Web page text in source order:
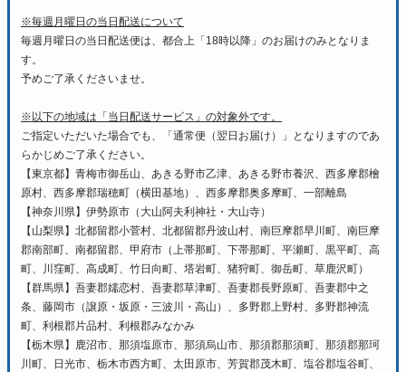
※毎週月曜日の当日配送について
毎週月曜日の当日配送便は、都合上「18時以降」のお届けのみとなりま
す。
予めご了承くださいませ。
※以下の地域は「当日配送サービス」の対象外です。
ご指定いただいた場合でも、「通常便（翌日お届け）」となりますのであ
らかじめご了承ください。
【東京都】青梅市御岳山、あきる野市乙津、あきる野市養沢、西多摩郡檜
原村、西多摩郡瑞穂町（横田基地）、西多摩郡奥多摩町、一部離島
【神奈川県】伊勢原市（大山阿夫利神社・大山寺）
【山梨県】北都留郡小菅村、北都留郡丹波山村、南巨摩郡早川町、南巨摩
郡南部町、南都留郡、甲府市（上帯那町、下帯那町、平瀬町、黒平町、高
町、川窪町、高成町、竹日向町、塔岩町、猪狩町、御岳町、草鹿沢町）
【群馬県】吾妻郡嬬恋村、吾妻郡草津町、吾妻郡長野原町、吾妻郡中之
条、藤岡市（譲原・坂原・三波川・高山）、多野郡上野村、多野郡神流
町、利根郡片品村、利根郡みなかみ
【栃木県】鹿沼市、那須塩原市、那須烏山市、那須郡那須町、那須郡那珂
川町、日光市、栃木市西方町、太田原市、芳賀郡茂木町、塩谷郡塩谷町、